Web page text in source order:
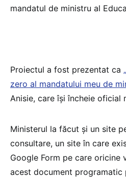
mandatul de ministru al
Proiectul a fost prezentat ca
zero al mandatului meu de
Anisie, care își încheie oficial
Ministerul la făcut și un site
consultare, un site în care
Google Form pe care oricine
acest document programatic